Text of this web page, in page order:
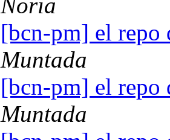
Noria
[bcn-pm] el repo
Muntada
[bcn-pm] el repo
Muntada